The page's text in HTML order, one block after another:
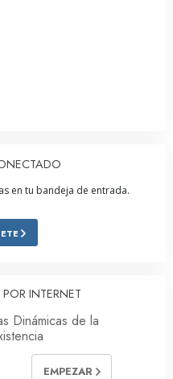
en tu bandeja de entrada.
INTERNET
Dinámicas de la
EMPEZAR